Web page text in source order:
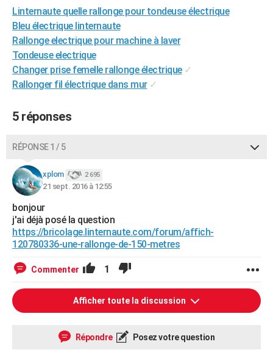
S'inscrire
Se connecter
Lycées
Collèges
Primaires
Universités
Entreprises
Service militaire
Avis de recherche
AVIS DE DÉCÈS
FORUM
Bricolage
Lifestyle
Culture
Sport
Auto
Television
Voyage
Cinema
Linternaute quelle rallonge pour tondeuse électrique
Bleu électrique linternaute
Rallonge electrique pour machine à laver
Tondeuse electrique
Changer prise femelle rallonge électrique ✓
Rallonger fil électrique dans mur ✓
5 réponses
RÉPONSE 1 / 5
xplom 2 695
21 sept. 2016 à 12:55
bonjour
j'ai déjà posé la question
https://bricolage.linternaute.com/forum/affich-
120780336-une-rallonge-de-150-metres
Commenter 1
Afficher toute la discussion
Répondre Posez votre question